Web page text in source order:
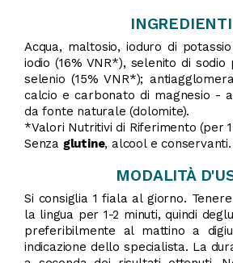
INGREDIENTI
Acqua, maltosio, ioduro di
iodio (16% VNR*), selenito di
selenio (15% VNR*);
calcio e carbonato di magnesio -
da fonte naturale (dolomite).
*Valori Nutritivi di Riferimento (per
Senza glutine, alcool e conservanti.
MODALITÀ
Si consiglia 1 fiala al giorno.
la lingua per 1-2 minuti, quindi
preferibilmente al mattino a
indicazione dello specialista. La